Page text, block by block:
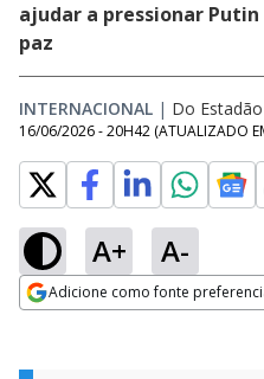
ajudar a pressionar
paz
INTERNACIONAL | Do
16/06/2026 - 20H42 (ATUALIZADO
A+ A-
Adicione como fonte